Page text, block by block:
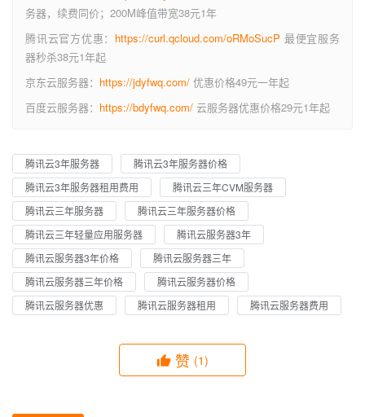
务器，续费同价；200M峰值带宽38元1年
腾讯云官方优惠： https://curl.qcloud.com/oRMoSucP 最便宜服务
器秒杀38元1年起
京东云服务器： https://jdyfwq.com/ 优惠价格49元一年起
百度云服务器： https://bdyfwq.com/ 云服务器优惠价格29元1年起
腾讯云3年服务器
腾讯云3年服务器价格
腾讯云3年服务器租用费用
腾讯云三年CVM服务器
腾讯云三年服务器
腾讯云三年服务器价格
腾讯云三年轻量应用服务器
腾讯云服务器3年
腾讯云服务器3年价格
腾讯云服务器三年
腾讯云服务器三年价格
腾讯云服务器价格
腾讯云服务器优惠
腾讯云服务器租用 腾讯云服务器费用
赞 (1)